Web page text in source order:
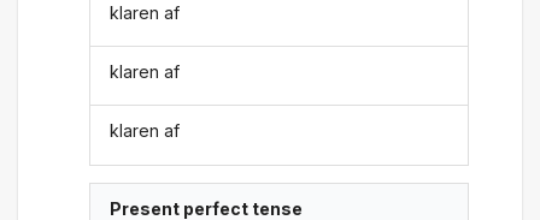
klaren af
klaren af
klaren af
Present perfect tense